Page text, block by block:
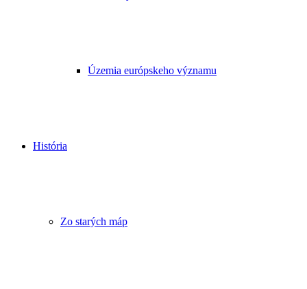
Územia európskeho významu
História
Zo starých máp